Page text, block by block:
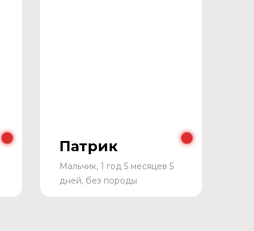
Патрик
Мальчик, 1 год 5 месяцев 5
дней, без породы